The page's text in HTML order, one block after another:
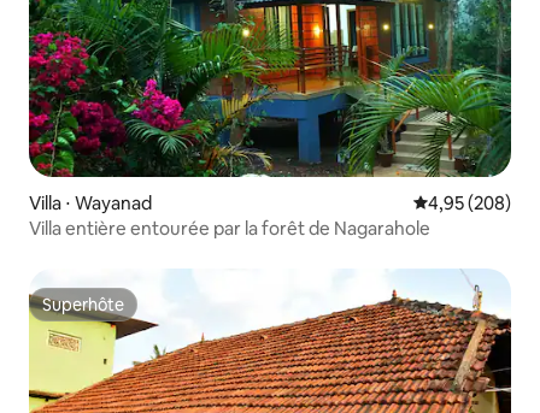
Villa ⋅ Wayanad Évaluation
4,95 (208)
Villa entière entourée par la forêt de Nagarahole
Superhôte
Superhôte